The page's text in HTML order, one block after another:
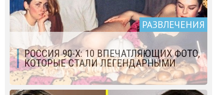
РАЗВЛЕЧЕНИЯ
РОССИЯ 90-Х: 10 ВПЕЧАТЛЯЮЩИХ ФОТО,
КОТОРЫЕ СТАЛИ ЛЕГЕНДАРНЫМИ